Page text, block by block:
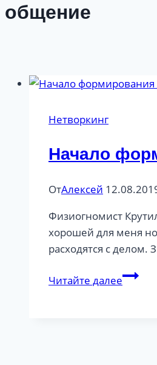
общение
Нетворкинг
Начало
ОтАлексей
Физиогномист
хорошей для меня
расходятся с
Читайте далееНачало